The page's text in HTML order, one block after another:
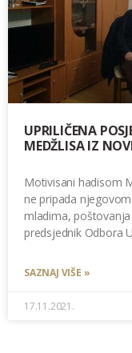
UPRILIČENA
MEDŽLISA IZ
Motivisani hadisom
ne pripada
mladima,
predsjednik Odbora
SAZNAJ VIŠE »
17.11.2021.